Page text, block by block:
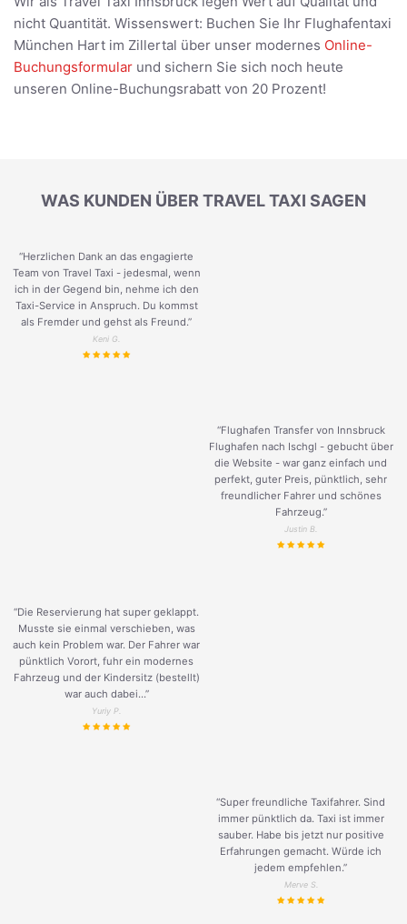
nicht Quantität. Wissenswert: Buchen Sie Ihr Flughafentaxi
München Hart im Zillertal über unser modernes Online-
Buchungsformular und sichern Sie sich noch heute
unseren Online-Buchungsrabatt von 20 Prozent!
WAS KUNDEN ÜBER TRAVEL TAXI SAGEN
“Herzlichen Dank an das engagierte
Team von Travel Taxi - jedesmal, wenn
ich in der Gegend bin, nehme ich den
Taxi-Service in Anspruch. Du kommst
als Fremder und gehst als Freund.”
Keni G.
“Flughafen Transfer von Innsbruck
Flughafen nach Ischgl - gebucht über
die Website - war ganz einfach und
perfekt, guter Preis, pünktlich, sehr
freundlicher Fahrer und schönes
Fahrzeug.”
Justin B.
“Die Reservierung hat super geklappt.
Musste sie einmal verschieben, was
auch kein Problem war. Der Fahrer war
pünktlich Vorort, fuhr ein modernes
Fahrzeug und der Kindersitz (bestellt)
war auch dabei...”
Yuriy P.
“Super freundliche Taxifahrer. Sind
immer pünktlich da. Taxi ist immer
sauber. Habe bis jetzt nur positive
Erfahrungen gemacht. Würde ich
jedem empfehlen.”
Merve S.